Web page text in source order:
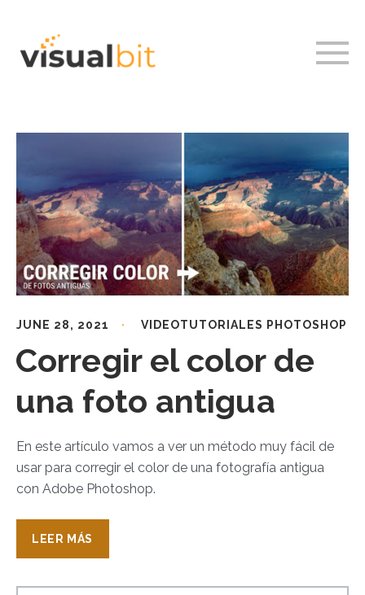
JUNE 28, 2021 VIDEOTUTORIALES PHOTOSHOP
Corregir el color de
una foto antigua
En este artículo vamos a ver un método muy fácil de
usar para corregir el color de una fotografía antigua
con Adobe Photoshop.
LEER MÁS